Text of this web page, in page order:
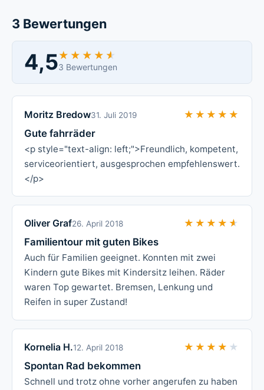
3 Bewertungen
4,5★★★★★
★★★★★
3 Bewertungen
Moritz Bredow31. Juli 2019 ★★★★★
★★★★★
Gute fahrräder
<p style="text-align: left;">Freundlich, kompetent,
serviceorientiert, ausgesprochen empfehlenswert.
</p>
Oliver Graf26. April 2018 ★★★★★
★★★★★
Familientour mit guten Bikes
Auch für Familien geeignet. Konnten mit zwei
Kindern gute Bikes mit Kindersitz leihen. Räder
waren Top gewartet. Bremsen, Lenkung und
Reifen in super Zustand!
Kornelia H.12. April 2018 ★★★★★
★★★★★
Spontan Rad bekommen
Schnell und trotz ohne vorher angerufen zu haben